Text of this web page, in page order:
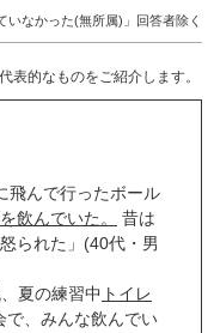
なかった(無所属)」回答者除く
表的なものをご紹介します。
飛んで行ったボール
飲んでいた。
昔は
られた」(40代・男
夏の練習中 トイレ
で、みんな飲んでい